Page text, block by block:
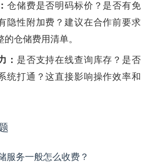
仓储费是否明码标价？是否有免
隐性附加费？建议在合作前要求
仓储费用清单。
： 是否支持在线查询库存？是否
统打通？这直接影响操作效率和
服务一般怎么收费？